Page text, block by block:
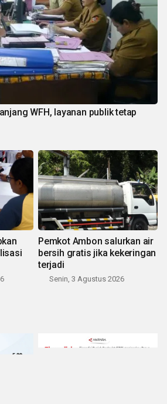
WFH, layanan publik tetap
Pemkot Ambon salurkan air
bersih gratis jika kekeringan
terjadi
Senin, 3 Agustus 2026